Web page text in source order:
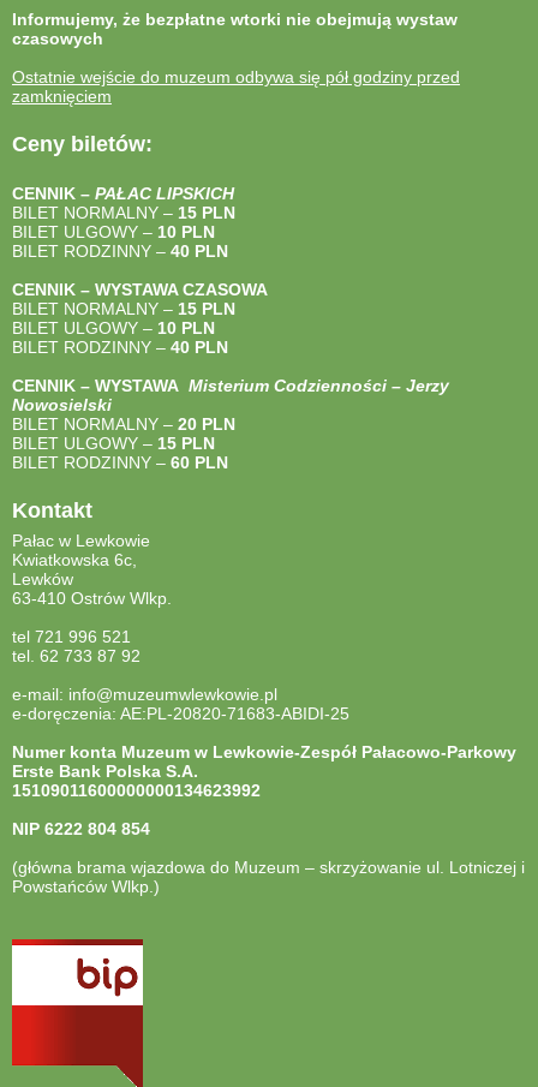
Informujemy, że bezpłatne wtorki nie obejmują wystaw
czasowych
Ostatnie wejście do muzeum odbywa się pół godziny przed
zamknięciem
Ceny biletów:
CENNIK – PAŁAC LIPSKICH
BILET NORMALNY – 15 PLN
BILET ULGOWY – 10 PLN
BILET RODZINNY – 40 PLN
CENNIK – WYSTAWA CZASOWA
BILET NORMALNY – 15 PLN
BILET ULGOWY – 10 PLN
BILET RODZINNY – 40 PLN
CENNIK – WYSTAWA Misterium Codzienności – Jerzy
Nowosielski
BILET NORMALNY – 20 PLN
BILET ULGOWY – 15 PLN
BILET RODZINNY – 60 PLN
Kontakt
Pałac w Lewkowie
Kwiatkowska 6c,
Lewków
63-410 Ostrów Wlkp.
tel 721 996 521
tel. 62 733 87 92
e-mail: info@muzeumwlewkowie.pl
e-doręczenia: AE:PL-20820-71683-ABIDI-25
Numer konta Muzeum w Lewkowie-Zespół Pałacowo-Parkowy
Erste Bank Polska S.A.
15109011600000000134623992
NIP 6222 804 854
(główna brama wjazdowa do Muzeum – skrzyżowanie ul. Lotniczej i
Powstańców Wlkp.)
otwiera
nowej